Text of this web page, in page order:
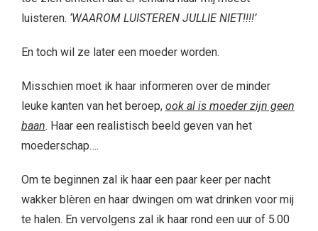
luisteren. ‘WAAROM LUISTEREN JULLIE NIET!!!!’
En toch wil ze later een moeder worden.
Misschien moet ik haar informeren over de minder
leuke kanten van het beroep, ook al is moeder zijn geen
baan. Haar een realistisch beeld geven van het
moederschap….
Om te beginnen zal ik haar een paar keer per nacht
wakker blèren en haar dwingen om wat drinken voor mij
te halen. En vervolgens zal ik haar rond een uur of 5.00